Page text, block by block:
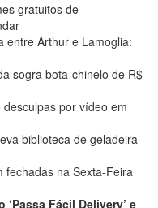
gratuitos de
entre Arthur e Lamoglia:
sogra bota-chinelo de R$
por vídeo em
biblioteca de geladeira
fechadas na Sexta-Feira
Fácil Delivery’ e